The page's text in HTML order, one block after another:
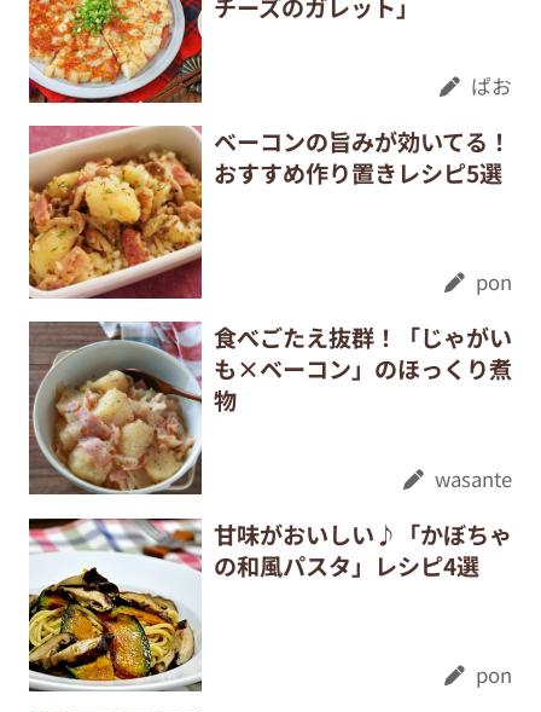
チーズのガレット」
ぱお
ベーコンの旨みが効いてる！
おすすめ作り置きレシピ5選
pon
食べごたえ抜群！「じゃがい
も×ベーコン」のほっくり煮
物
wasante
甘味がおいしい♪「かぼちゃ
の和風パスタ」レシピ4選
pon